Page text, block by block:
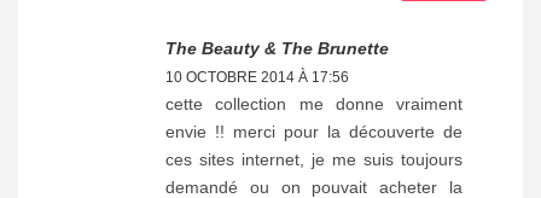
The Beauty & The Brunette
10 OCTOBRE 2014 À 17:56
cette collection me donne vraiment
envie !! merci pour la découverte de
ces sites internet, je me suis toujours
demandé ou on pouvait acheter la